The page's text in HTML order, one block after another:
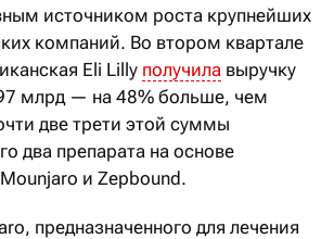
источником роста крупнейших
компаний. Во втором квартале
Eli Lilly получила выручку
млрд — на 48% больше, чем
две трети этой суммы
два препарата на основе
и Zepbound.
предназначенного для лечения